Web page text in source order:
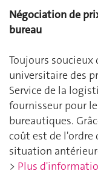
Négociation de
bureau
Toujours
universitaire des
Service de la
fournisseur pour
bureautiques.
coût est de l'ordre
situation
> Plus